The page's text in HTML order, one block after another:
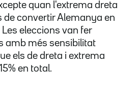
quan l'extrema dreta
de convertir Alemanya en
eleccions van fer
amb més sensibilitat
els de dreta i extrema
en total.